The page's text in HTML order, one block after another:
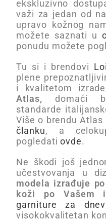
ekskluzivno
važi za jedan od
upravo kožnog
možete saznati u
ponudu možete
Tu si i brendovi
plene
i kvalitetom
Atlas, domaći
standarde
Više o brendu
članku, a
pogledatiovde.
Ne škodi još
učestvovanja u
modela izrađuje
koži po Vašem
garniture za
visokokvalitetan